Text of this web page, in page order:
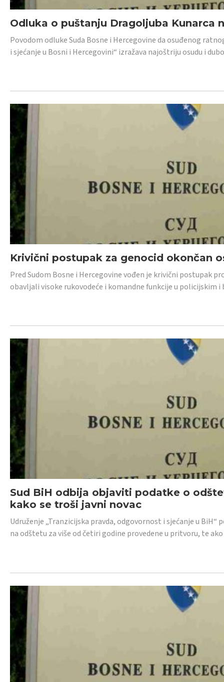
Odluka o puštanju Dragoljuba Kunarca
Povodom odluke Suda Bosne i Hercegovine da osuđenog
i sjećanje u Bosni i Hercegovini“ izražava najoštriju osudu i
Krivični postupak za genocid okončan
Pred Sudom Bosne i Hercegovine vođen je krivični postupak
obavljali visoke rukovodeće i komandne funkcije u policijskim
Sud BiH odbija objaviti podatke o
kako se troši javni novac
Udruženje „Tranzicijska pravda, odgovornost i sjećanje u
na odštetu za više od četiri godine provedene u pritvoru, te